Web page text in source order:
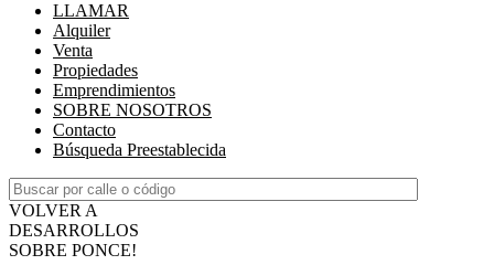
LLAMAR
Alquiler
Venta
Propiedades
Emprendimientos
SOBRE NOSOTROS
Contacto
Búsqueda Preestablecida
VOLVER A
DESARROLLOS
SOBRE PONCE!